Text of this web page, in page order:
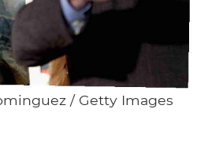
/ Getty Images